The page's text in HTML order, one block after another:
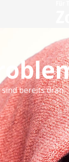
bereits dran.